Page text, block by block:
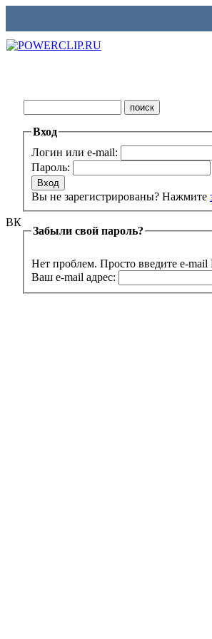
ВК
Вход
Логин или e-mail:
Пароль:
Вы не зарегистрированы? Нажмите
Забыли свой пароль?
Нет проблем. Просто введите e-
Ваш e-mail адрес: